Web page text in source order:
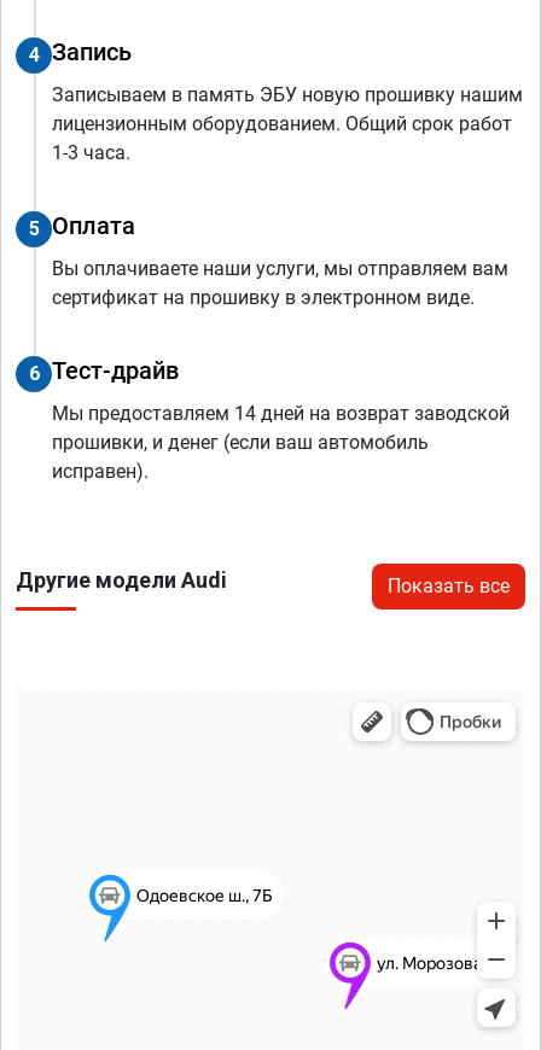
4 Запись
Записываем в память ЭБУ новую прошивку нашим
лицензионным оборудованием. Общий срок работ
1-3 часа.
5 Оплата
Вы оплачиваете наши услуги, мы отправляем вам
сертификат на прошивку в электронном виде.
6 Тест-драйв
Мы предоставляем 14 дней на возврат заводской
прошивки, и денег (если ваш автомобиль
исправен).
Другие модели Audi Показать все